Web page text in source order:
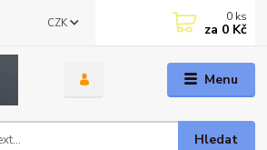
Menu
CZK
Hledat
0 ks
za 0 Kč